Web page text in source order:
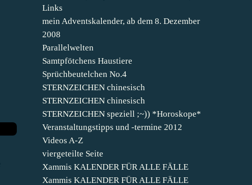
Links
mein Adventskalender, ab dem 8. Dezember
2008
Parallelwelten
Samtpfötchens Haustiere
Sprüchbeutelchen No.4
STERNZEICHEN chinesisch
STERNZEICHEN chinesisch
STERNZEICHEN speziell ;~)) *Horoskope*
Veranstaltungstipps und -termine 2012
Videos A-Z
viergeteilte Seite
Xammis KALENDER FÜR ALLE FÄLLE
Xammis KALENDER FÜR ALLE FÄLLE